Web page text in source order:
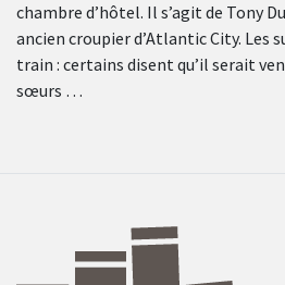
chambre d’hôtel. Il s’agit de Tony
ancien croupier d’Atlantic City. Les
train : certains disent qu’il serait
sœurs …